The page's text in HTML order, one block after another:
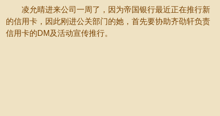
凌允晴进来公司一周了，因为帝国银行最近正在推行新
的信用卡，因此刚进公关部门的她，首先要协助齐劭轩负责
信用卡的DM及活动宣传推行。